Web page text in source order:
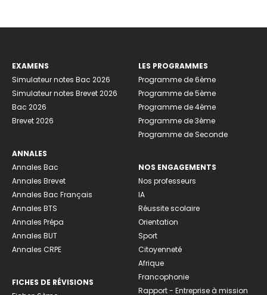
EXAMENS
Simulateur notes Bac 2026
Simulateur notes Brevet 2026
Bac 2026
Brevet 2026
ANNALES
Annales Bac
Annales Brevet
Annales Bac Français
Annales BTS
Annales Prépa
Annales BUT
Annales CRPE
FICHES DE RÉVISIONS
LES PROGRAMMES
Programme de 6ème
Programme de 5ème
Programme de 4ème
Programme de 3ème
Programme de Seconde
NOS ENGAGEMENTS
Nos professeurs
IA
Réussite scolaire
Orientation
Sport
Citoyenneté
Afrique
Francophonie
Rapport - Entreprise à mission